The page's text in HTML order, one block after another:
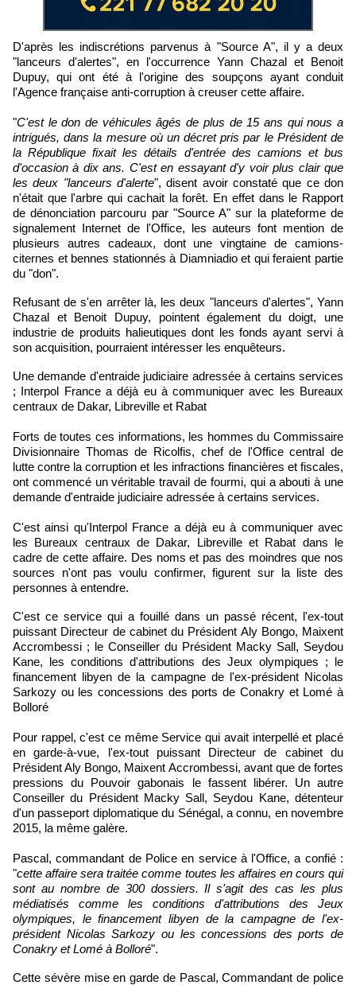
D'après les indiscrétions parvenus à "Source A", il y a deux
"lanceurs d'alertes", en l'occurrence Yann Chazal et Benoit
Dupuy, qui ont été à l'origine des soupçons ayant conduit
l'Agence française anti-corruption à creuser cette affaire.
"C'est le don de véhicules âgés de plus de 15 ans qui nous a
intrigués, dans la mesure où un décret pris par le Président de
la République fixait les détails d'entrée des camions et bus
d'occasion à dix ans. C'est en essayant d'y voir plus clair que
les deux "lanceurs d'alerte", disent avoir constaté que ce don
n'était que l'arbre qui cachait la forêt. En effet dans le Rapport
de dénonciation parcouru par "Source A" sur la plateforme de
signalement Internet de l'Office, les auteurs font mention de
plusieurs autres cadeaux, dont une vingtaine de camions-
citernes et bennes stationnés à Diamniadio et qui feraient partie
du "don".
Refusant de s'en arrêter là, les deux "lanceurs d'alertes", Yann
Chazal et Benoit Dupuy, pointent également du doigt, une
industrie de produits halieutiques dont les fonds ayant servi à
son acquisition, pourraient intéresser les enquêteurs.
Une demande d'entraide judiciaire adressée à certains services
; Interpol France a déjà eu à communiquer avec les Bureaux
centraux de Dakar, Libreville et Rabat
Forts de toutes ces informations, les hommes du Commissaire
Divisionnaire Thomas de Ricolfis, chef de l'Office central de
lutte contre la corruption et les infractions financières et fiscales,
ont commencé un véritable travail de fourmi, qui a abouti à une
demande d'entraide judiciaire adressée à certains services.
C'est ainsi qu'Interpol France a déjà eu à communiquer avec
les Bureaux centraux de Dakar, Libreville et Rabat dans le
cadre de cette affaire. Des noms et pas des moindres que nos
sources n'ont pas voulu confirmer, figurent sur la liste des
personnes à entendre.
C'est ce service qui a fouillé dans un passé récent, l'ex-tout
puissant Directeur de cabinet du Président Aly Bongo, Maixent
Accrombessi ; le Conseiller du Président Macky Sall, Seydou
Kane, les conditions d'attributions des Jeux olympiques ; le
financement libyen de la campagne de l'ex-président Nicolas
Sarkozy ou les concessions des ports de Conakry et Lomé à
Bolloré
Pour rappel, c'est ce même Service qui avait interpellé et placé
en garde-à-vue, l'ex-tout puissant Directeur de cabinet du
Président Aly Bongo, Maixent Accrombessi, avant que de fortes
pressions du Pouvoir gabonais le fassent libérer. Un autre
Conseiller du Président Macky Sall, Seydou Kane, détenteur
d'un passeport diplomatique du Sénégal, a connu, en novembre
2015, la même galère.
Pascal, commandant de Police en service à l'Office, a confié :
"cette affaire sera traitée comme toutes les affaires en cours qui
sont au nombre de 300 dossiers. Il s'agit des cas les plus
médiatisés comme les conditions d'attributions des Jeux
olympiques, le financement libyen de la campagne de l'ex-
président Nicolas Sarkozy ou les concessions des ports de
Conakry et Lomé à Bolloré".
Cette sévère mise en garde de Pascal, Commandant de police